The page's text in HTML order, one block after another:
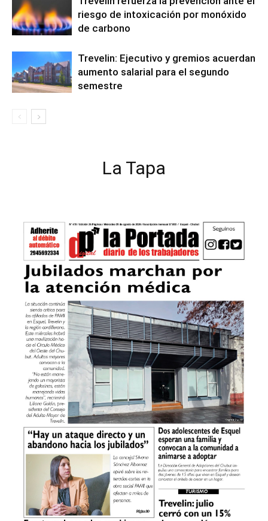
riesgo de intoxicación por monóxido
de carbono
Trevelin: Ejecutivo y gremios acuerdan
aumento salarial para el segundo
semestre
La Tapa